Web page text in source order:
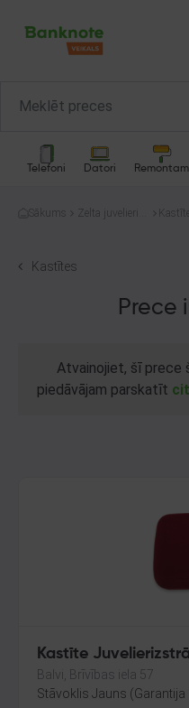
Telefoni Datori Remontam
Sākums
Zelta juvelierizs
Kastītes
Kastītes
Prece
Atvainojiet, šī prece
piedāvājam parskatīt
Kastīte
Balvi, Brīvības iela 57
Stāvoklis Jauns (Garantija